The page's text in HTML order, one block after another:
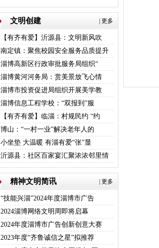
更多
文明创建
【有齐有爱】沂源县：文明新风吹
南定镇：聚焦校园安全服务品质提升
淄博高新区行政审批服务局组织“
淄博黄河河务局：赏美景放飞心情
淄博市投资促进局组织开展美学教
淄博信息工程学校：“双报到”服
【有齐有爱】临淄：村规民约 “约
博山：“一村一业”解决老年人的
小坐垫 大温暖 有淄有爱“张”显
沂源县：社区百家宴汇聚浓浓邻里情
更多
精神文明简讯
“技能兴淄”2024年度淄博市广告
2024淄博网络文明周即将启幕
2024年度淄博市广告创新创意大赛
2023年度“齐鲁诚信之星”拟推荐